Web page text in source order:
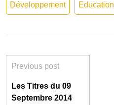
Développement Education
Previous post
Les Titres du 09
Septembre 2014